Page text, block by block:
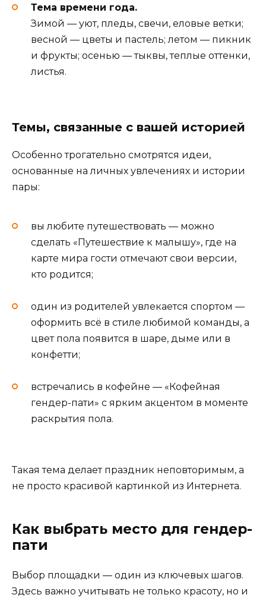
Тема времени года.
Зимой — уют, пледы, свечи, еловые ветки;
весной — цветы и пастель; летом — пикник
и фрукты; осенью — тыквы, теплые оттенки,
листья.
Темы, связанные с вашей историей
Особенно трогательно смотрятся идеи,
основанные на личных увлечениях и истории
пары:
вы любите путешествовать — можно
сделать «Путешествие к малышу», где на
карте мира гости отмечают свои версии,
кто родится;
один из родителей увлекается спортом —
оформить всё в стиле любимой команды, а
цвет пола появится в шаре, дыме или в
конфетти;
встречались в кофейне — «Кофейная
гендер-пати» с ярким акцентом в моменте
раскрытия пола.
Такая тема делает праздник неповторимым, а
не просто красивой картинкой из Интернета.
Как выбрать место для гендер-
пати
Выбор площадки — один из ключевых шагов.
Здесь важно учитывать не только красоту, но и